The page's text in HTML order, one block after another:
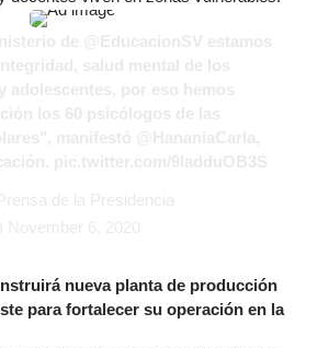
nueva planta de producción
para fortalecer su operación en la